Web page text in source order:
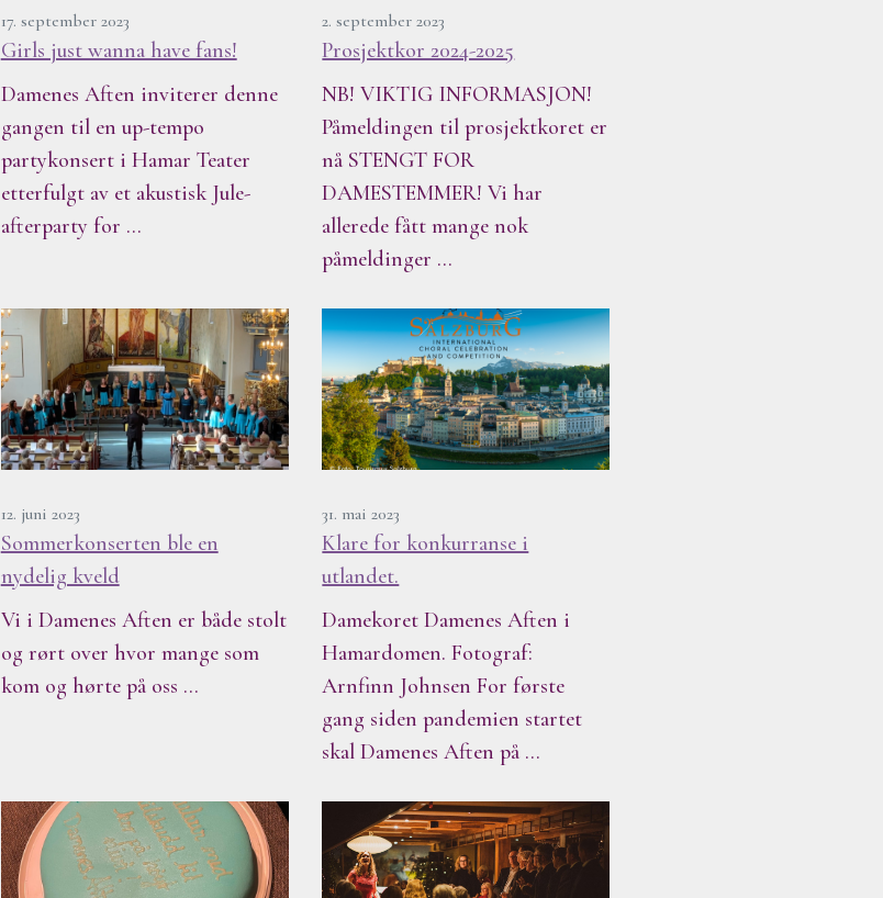
17. september 2023
Girls just wanna have fans!
Damenes Aften inviterer denne
gangen til en up-tempo
partykonsert i Hamar Teater
etterfulgt av et akustisk Jule-
afterparty for …
2. september 2023
Prosjektkor 2024-2025
NB! VIKTIG INFORMASJON!
Påmeldingen til prosjektkoret er
nå STENGT FOR
DAMESTEMMER! Vi har
allerede fått mange nok
påmeldinger …
12. juni 2023
Sommerkonserten ble en
nydelig kveld
Vi i Damenes Aften er både stolt
og rørt over hvor mange som
kom og hørte på oss …
31. mai 2023
Klare for konkurranse i
utlandet.
Damekoret Damenes Aften i
Hamardomen. Fotograf:
Arnfinn Johnsen For første
gang siden pandemien startet
skal Damenes Aften på …